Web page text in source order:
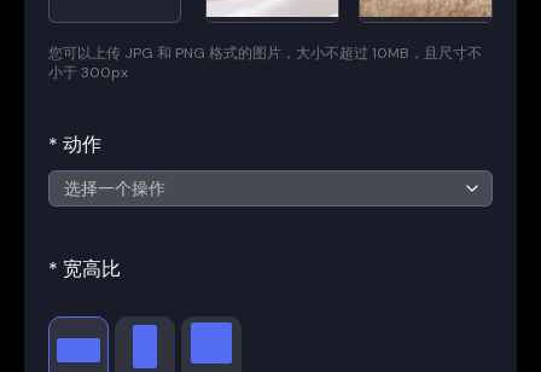
您可以上传 JPG 和 PNG 格式的图片，大小不超过 10MB，且尺寸不
小于 300px
* 动作
选择一个操作
* 宽高比